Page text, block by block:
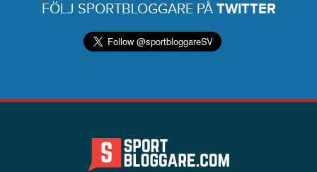
FÖLJ SPORTBLOGGARE PÅ TWITTER